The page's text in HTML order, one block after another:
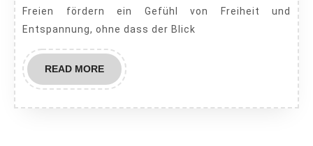
Freien fördern ein Gefühl von Freiheit und
Entspannung, ohne dass der Blick
READ MOREREAD
MORE